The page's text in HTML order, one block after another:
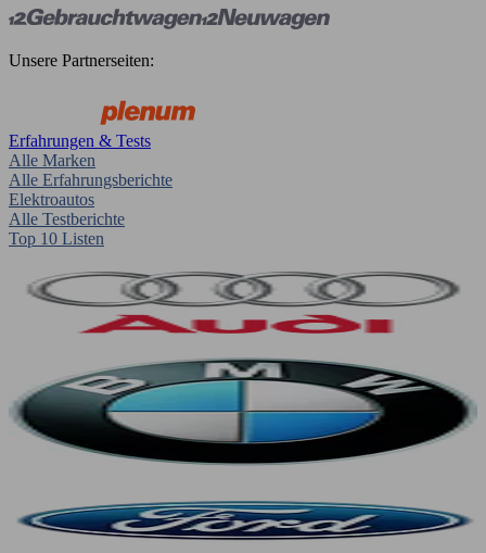
Unsere Partnerseiten:
Erfahrungen & Tests
Alle Marken
Alle Erfahrungsberichte
Elektroautos
Alle Testberichte
Top 10 Listen